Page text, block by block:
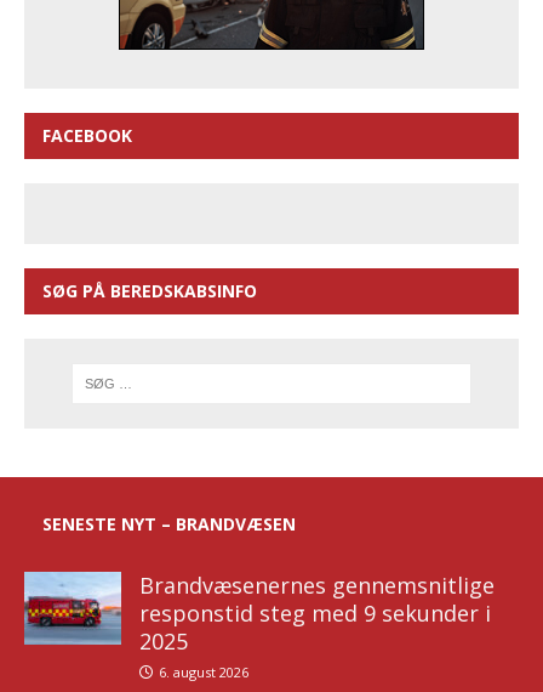
FACEBOOK
SØG PÅ BEREDSKABSINFO
SENESTE NYT – BRANDVÆSEN
Brandvæsenernes gennemsnitlige
responstid steg med 9 sekunder i
2025
6. august 2026